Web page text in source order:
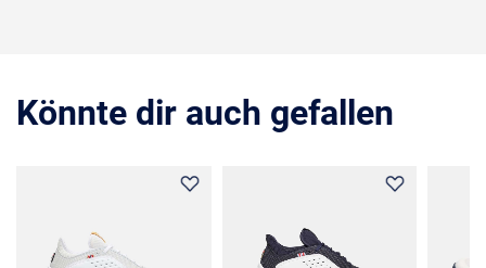
Könnte dir auch gefallen